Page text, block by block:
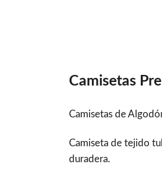
Camisetas
Camisetas de
Camiseta de tejido
duradera.